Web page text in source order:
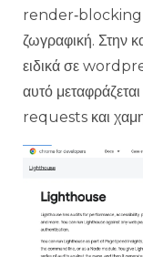
render‑blocking
ζωγραφική. Στην
ειδικά σε
αυτό
requests και